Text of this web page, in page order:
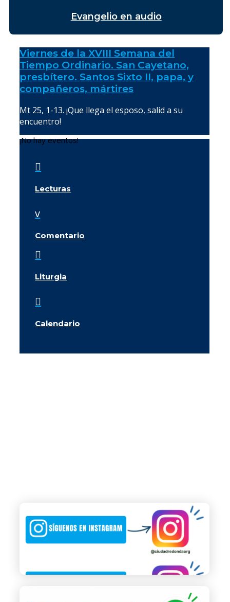
Evangelio en audio
Viernes de la XVIII Semana del
Tiempo Ordinario. San Cayetano,
presbítero. Santos Sixto II, papa, y
compañeros, mártires
Mt 25, 1-13. ¡Que llega el esposo, salid a su
encuentro!
¡No hay eventos!

Lecturas
v
Comentario

Liturgia

Calendario